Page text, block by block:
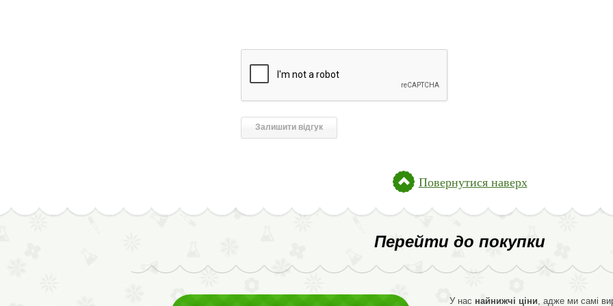
Повернутися наверх
Перейти до покупки
У нас найнижчі ціни, адже ми самі